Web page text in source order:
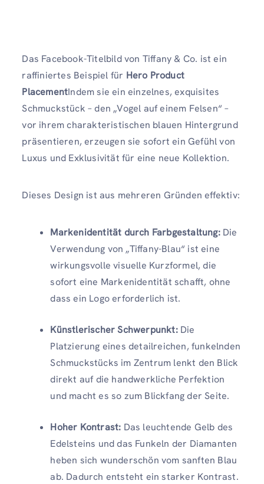
Das Facebook-Titelbild von Tiffany & Co. ist ein
raffiniertes Beispiel für Hero Product
PlacementIndem sie ein einzelnes, exquisites
Schmuckstück – den „Vogel auf einem Felsen“ –
vor ihrem charakteristischen blauen Hintergrund
präsentieren, erzeugen sie sofort ein Gefühl von
Luxus und Exklusivität für eine neue Kollektion.
Dieses Design ist aus mehreren Gründen effektiv:
Markenidentität durch Farbgestaltung:Die
Verwendung von „Tiffany-Blau“ ist eine
wirkungsvolle visuelle Kurzformel, die
sofort eine Markenidentität schafft, ohne
dass ein Logo erforderlich ist.
Künstlerischer Schwerpunkt:Die
Platzierung eines detailreichen, funkelnden
Schmuckstücks im Zentrum lenkt den Blick
direkt auf die handwerkliche Perfektion
und macht es so zum Blickfang der Seite.
Hoher Kontrast: Das leuchtende Gelb des
Edelsteins und das Funkeln der Diamanten
heben sich wunderschön vom sanften Blau
ab. Dadurch entsteht ein starker Kontrast.